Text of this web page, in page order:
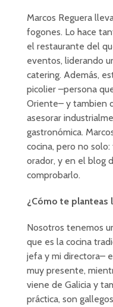
Marcos Reguera
fogones. Lo hace
el restaurante del
eventos, liderando
catering. Además,
picolier –persona
Oriente– y tambien
asesorar
gastronómica.
cocina, pero no
orador, y en el blog
comprobarlo.
¿Cómo te planteas
Nosotros tenemos
que es la cocina
jefa y mi directora–
muy presente,
viene de Galicia y
práctica, son